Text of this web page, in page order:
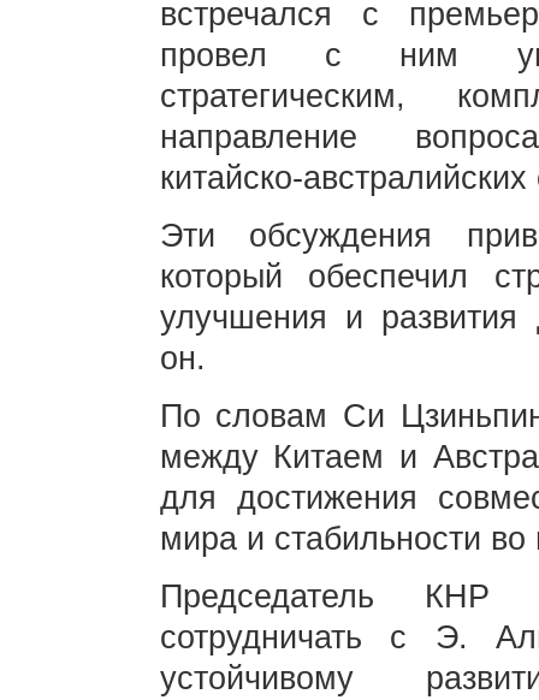
встречался с
провел с ним
стратегическим,
направление
китайско-
Эти обсуждения
который обеспечил
улучшения и развития
он.
По словам Си
между Китаем и
для достижения
мира и стабильности
Председатель КНР
сотрудничать с Э.
устойчивому